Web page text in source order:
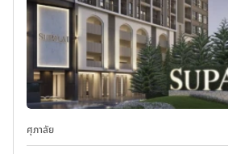
ศุภาลัย